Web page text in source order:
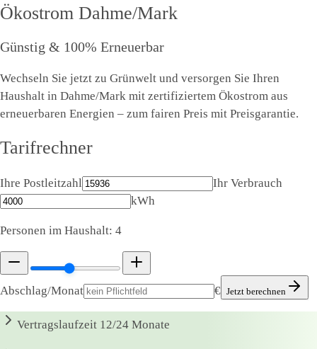
Ökostrom Dahme/Mark
Günstig & 100% Erneuerbar
Wechseln Sie jetzt zu Grünwelt und versorgen Sie Ihren
Haushalt in Dahme/Mark mit zertifiziertem Ökostrom aus
erneuerbaren Energien – zum fairen Preis mit Preisgarantie.
Tarifrechner
Ihre Postleitzahl
Ihr Verbrauch
kWh
Personen im Haushalt: 4
Abschlag/Monat € Jetzt berechnen
Vertragslaufzeit 12/24 Monate